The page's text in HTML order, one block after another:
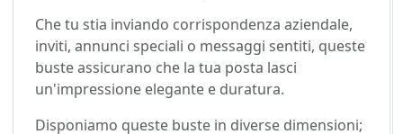
Che tu stia inviando corrispondenza aziendale,
inviti, annunci speciali o messaggi sentiti, queste
buste assicurano che la tua posta lasci
un'impressione elegante e duratura.
Disponiamo queste buste in diverse dimensioni;